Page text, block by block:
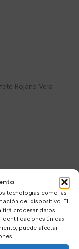
tecnologías como las
del dispositivo. El
procesar datos
únicas
puede afectar